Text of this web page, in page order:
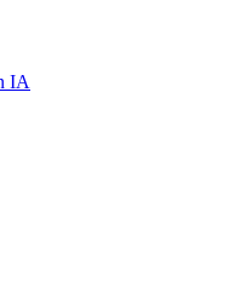
IA